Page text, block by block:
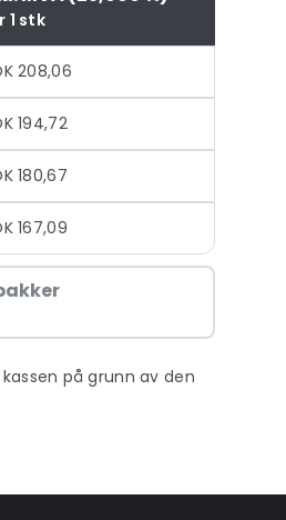
1 stk
208,06
194,72
180,67
167,09
på grunn av den